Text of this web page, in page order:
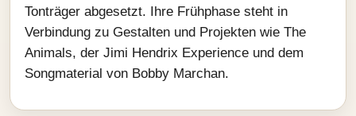
Tonträger abgesetzt. Ihre Frühphase steht in
Verbindung zu Gestalten und Projekten wie The
Animals, der Jimi Hendrix Experience und dem
Songmaterial von Bobby Marchan.